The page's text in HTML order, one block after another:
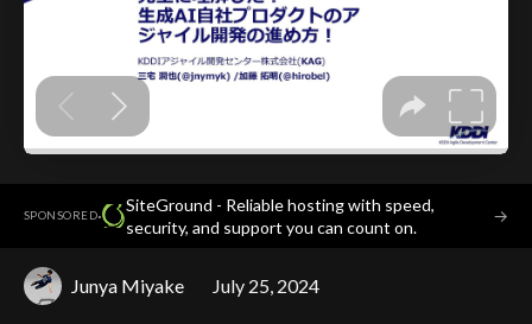
SPONSORED·
SiteGround - Reliable hosting with speed,
security, and support you can count on.
→
Junya Miyake July 25, 2024